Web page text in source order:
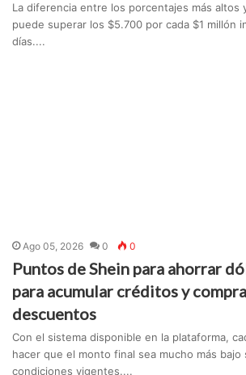
La diferencia entre los porcentajes más altos
puede superar los $5.700 por cada $1 millón
días....
Ago 05, 2026 0 0
Puntos de Shein para ahorrar
para acumular créditos y
descuentos
Con el sistema disponible en la plataforma,
hacer que el monto final sea mucho más bajo
condiciones vigentes....